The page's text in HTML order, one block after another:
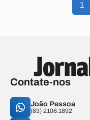
1
Contate-nos
João Pessoa
(83) 2106.1892